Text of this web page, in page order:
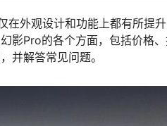
在外观设计和功能上都有所提
影Pro的各个方面，包括价格
并解答常见问题。